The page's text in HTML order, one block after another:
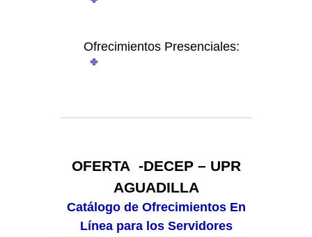
Ofrecimientos Presenciales:
OFERTA -DECEP – UPR
AGUADILLA
Catálogo de Ofrecimientos En
Línea para los Servidores